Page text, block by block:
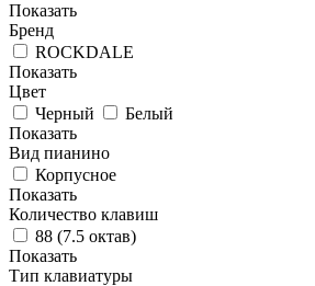
Показать
Бренд
ROCKDALE
Показать
Цвет
Черный
Белый
Показать
Вид пианино
Корпусное
Показать
Количество клавиш
88 (7.5 октав)
Показать
Тип клавиатуры